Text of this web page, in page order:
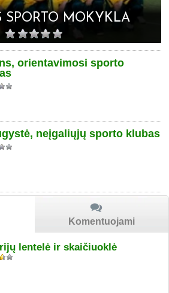
SPORTO MOKYKLA
orientavimosi sporto
neįgaliųjų sporto klubas
Komentuojami
lentelė ir skaičiuoklė